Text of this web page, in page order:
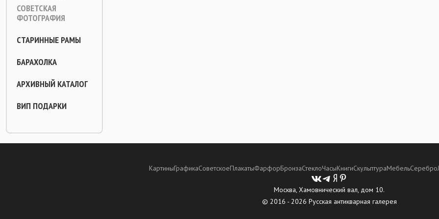
СОВЕТСКАЯ
ФОТОГРАФИЯ
СТАРИННЫЕ РАМЫ
БАРАХОЛКА
АРХИВНЫЙ КАТАЛОГ
ВИП ПОДАРКИ
КартиныГрафикаСоветскоеПлакатыФарфорБронзаСтеклоЧасыКнигиСкульптураМебельСеребро
Москва, Хамовнический вал, дом 10.
© 2016 - 2026 Русская антикварная галерея